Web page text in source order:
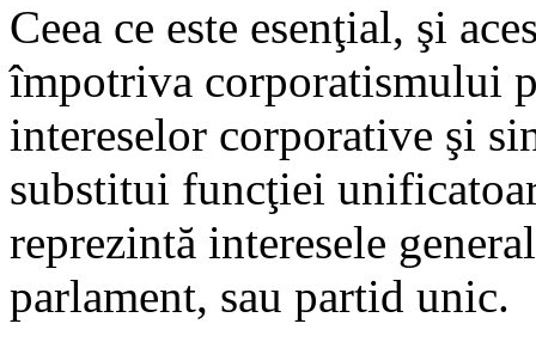
Ceea ce este esenţial, şi
împotriva corporatismului
intereselor corporative şi
substitui funcţiei
reprezintă interesele
parlament, sau partid unic.